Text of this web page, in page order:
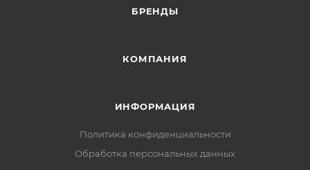
БРЕНДЫ
КОМПАНИЯ
ИНФОРМАЦИЯ
Политика конфиденциальности
Обработка персональных данных